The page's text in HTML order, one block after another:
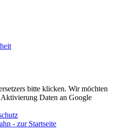
bitte klicken. Wir möchten
Daten an Google